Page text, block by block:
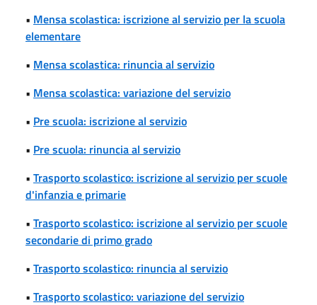
• Mensa scolastica: iscrizione al servizio per la scuola
elementare
• Mensa scolastica: rinuncia al servizio
• Mensa scolastica: variazione del servizio
• Pre scuola: iscrizione al servizio
• Pre scuola: rinuncia al servizio
• Trasporto scolastico: iscrizione al servizio per scuole
d'infanzia e primarie
• Trasporto scolastico: iscrizione al servizio per scuole
secondarie di primo grado
• Trasporto scolastico: rinuncia al servizio
• Trasporto scolastico: variazione del servizio